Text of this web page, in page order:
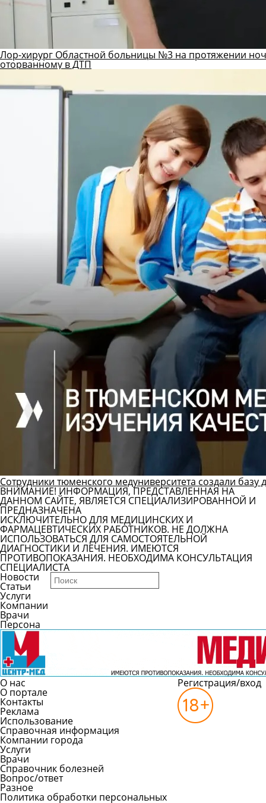
Лор-хирург Областной больницы №3 на протяжении
оторванному в ДТП
Сотрудники тюменского медуниверситета создали
ВНИМАНИЕ! ИНФОРМАЦИЯ, ПРЕДСТАВЛЕННАЯ НА
ДАННОМ САЙТЕ, ЯВЛЯЕТСЯ СПЕЦИАЛИЗИРОВАННОЙ И
ПРЕДНАЗНАЧЕНА
ИСКЛЮЧИТЕЛЬНО ДЛЯ МЕДИЦИНСКИХ И
ФАРМАЦЕВТИЧЕСКИХ РАБОТНИКОВ. НЕ ДОЛЖНА
ИСПОЛЬЗОВАТЬСЯ ДЛЯ САМОСТОЯТЕЛЬНОЙ
ДИАГНОСТИКИ И ЛЕЧЕНИЯ. ИМЕЮТСЯ
ПРОТИВОПОКАЗАНИЯ. НЕОБХОДИМА КОНСУЛЬТАЦИЯ
СПЕЦИАЛИСТА
Новости
Статьи
Услуги
Компании
Врачи
Персона
О нас
О портале
Контакты
Реклама
Использование
Справочная информация
Компании города
Услуги
Врачи
Справочник болезней
Вопрос/ответ
Разное
Политика обработки персональных
Регистрация/вход